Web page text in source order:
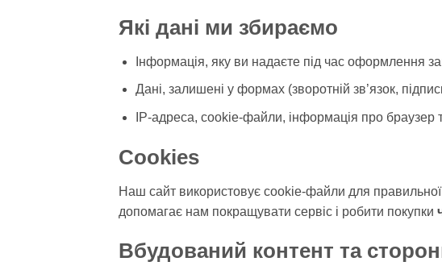
Які дані ми збираємо
Інформація, яку ви надаєте під час оформлення
Дані, залишені у формах (зворотній зв’язок,
IP-адреса, cookie-файли, інформація про браузер
Cookies
Наш сайт використовує cookie-файли для
допомагає нам покращувати сервіс і робити покупки
Вбудований контент та